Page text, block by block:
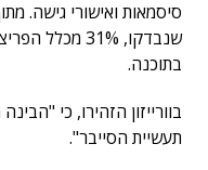
שנבדקו, 31%
בתוכנה.
בוורייזון הזהירו, כי
תעשיית הסייבר".